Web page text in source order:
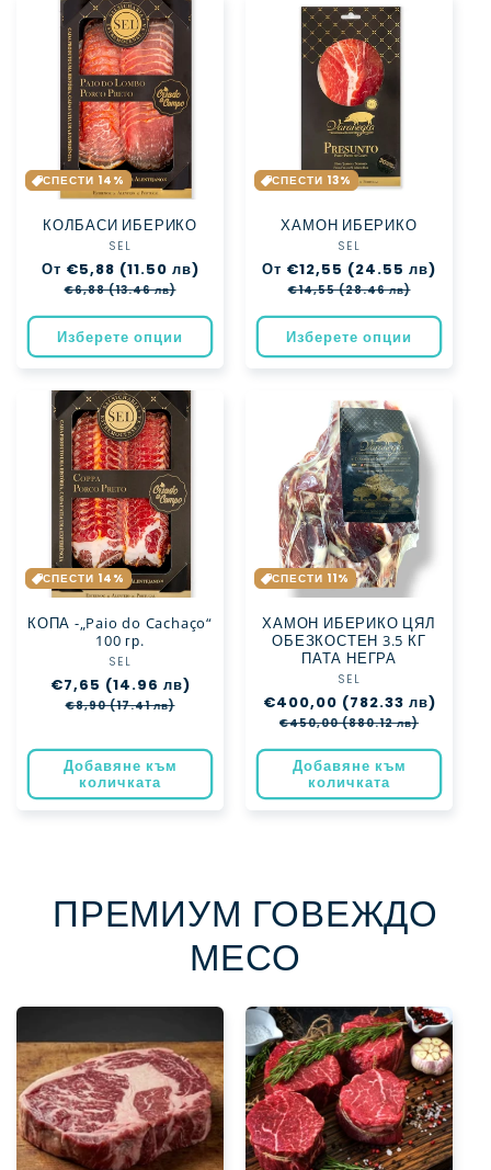
СПЕСТИ 14%
КОЛБАСИ ИБЕРИКО
Доставчик:
SEL
Обичайна
цена
От €5,88 (11.50 лв)
€6,88 (13.46 лв)
Изберете опции
СПЕСТИ 13%
ХАМОН ИБЕРИКО
Доставчик:
SEL
Обичайна
цена
От €12,55 (24.55 лв)
€14,55 (28.46 лв)
Изберете опции
СПЕСТИ 14%
КОПА -„Paio do Cachaço“
100 гр.
Доставчик:
SEL
Обичайна
цена
€7,65 (14.96 лв)
разпродажба
€8,90 (17.41 лв)
Добавяне към
количката
СПЕСТИ 11%
ХАМОН ИБЕРИКО ЦЯЛ
ОБЕЗКОСТЕН 3.5 КГ
ПАТА НЕГРА
Доставчик:
SEL
Обичайна
цена
€400,00 (782.33 лв)
€450,00 (880.12 лв)
Добавяне към
количката
ПРЕМИУМ ГОВЕЖДО
МЕСО